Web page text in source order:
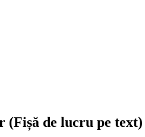
(Fișă de lucru pe text)